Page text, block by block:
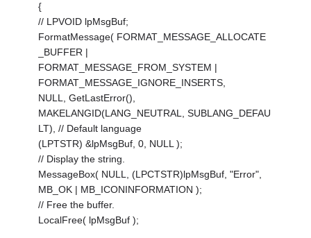
{
// LPVOID lpMsgBuf;
FormatMessage( FORMAT_MESSAGE_ALLOCATE
_BUFFER |
FORMAT_MESSAGE_FROM_SYSTEM |
FORMAT_MESSAGE_IGNORE_INSERTS,
NULL, GetLastError(),
MAKELANGID(LANG_NEUTRAL, SUBLANG_DEFAU
LT), // Default language
(LPTSTR) &lpMsgBuf, 0, NULL );
// Display the string.
MessageBox( NULL, (LPCTSTR)lpMsgBuf, "Error",
MB_OK | MB_ICONINFORMATION );
// Free the buffer.
LocalFree( lpMsgBuf );